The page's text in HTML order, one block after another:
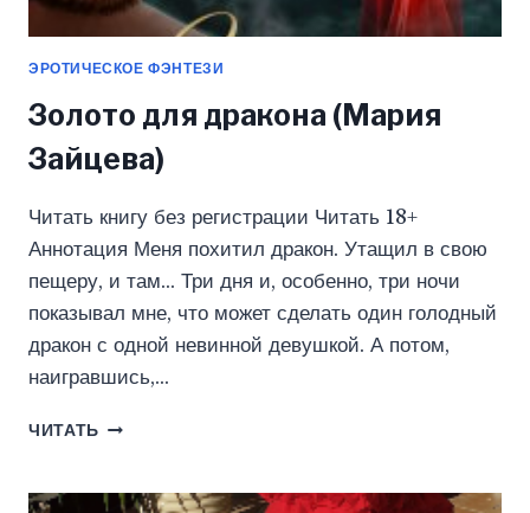
ЭРОТИЧЕСКОЕ ФЭНТЕЗИ
Золото для дракона (Мария
Зайцева)
Читать книгу без регистрации Читать 18+
Аннотация Меня похитил дракон. Утащил в свою
пещеру, и там… Три дня и, особенно, три ночи
показывал мне, что может сделать один голодный
дракон с одной невинной девушкой. А потом,
наигравшись,…
ЧИТАТЬ ЗОЛОТО
(МАРИЯ